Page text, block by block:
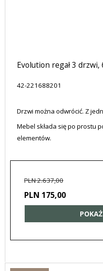
Evolution regał 3 drzwi,
42-221688201
Drzwi można odwrócić. Z
Mebel składa się po prostu
elementów.
PLN 2.637,00
PLN 175,00